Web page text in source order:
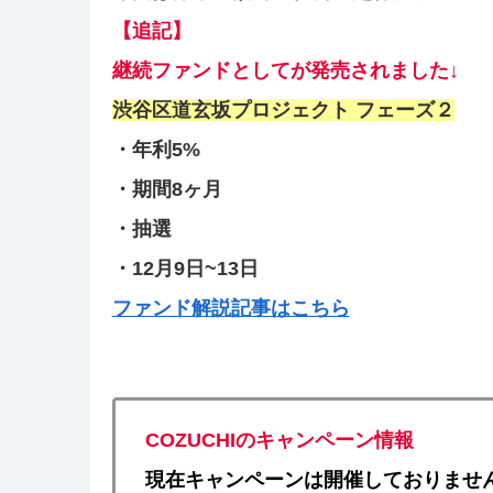
【追記】
継続ファンドとしてが発売されました↓
渋谷区道玄坂プロジェクト フェーズ２
・年利5%
・期間8ヶ月
・抽選
・12月9日~13日
ファンド解説記事はこちら
COZUCHIのキャンペーン情報
現在キャンペーンは開催しておりませ